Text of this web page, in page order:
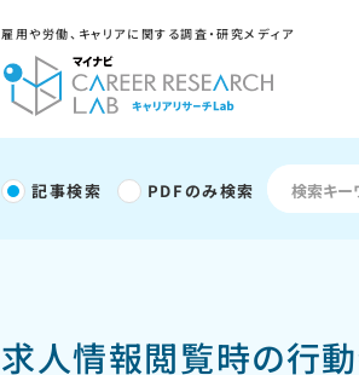
雇用や労働、キャリアに関する調査・研究メディア
記事検索 PDFのみ検索
求人情報閲覧時の行